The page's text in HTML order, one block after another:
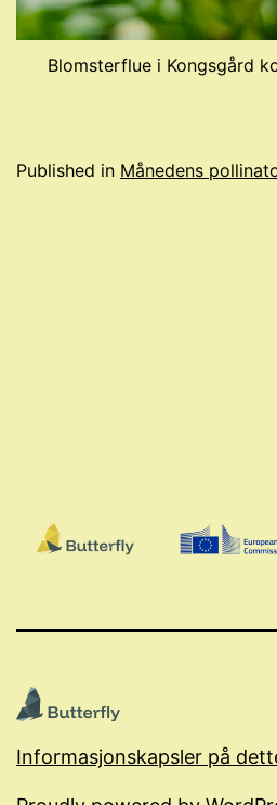
Blomsterflue i Kongsgård
Published in Månedens
Informasjonskapsler på